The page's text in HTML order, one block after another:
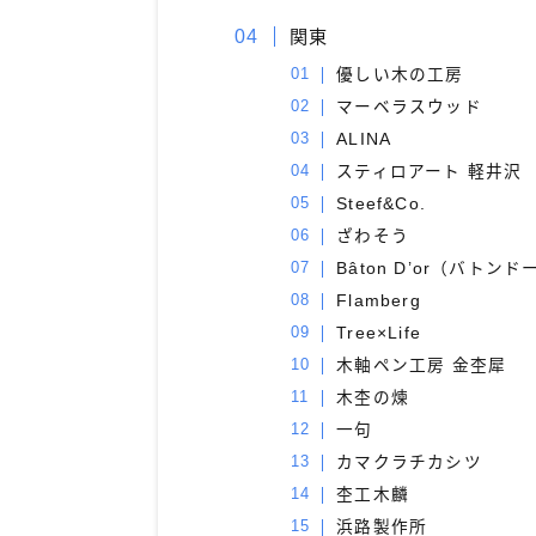
関東
優しい木の工房
マーベラスウッド
ALINA
スティロアート 軽井沢
Steef&Co.
ざわそう
Bâton D’or（バトンド
Flamberg
Tree×Life
木軸ペン工房 金杢犀
木杢の煉
一句
カマクラチカシツ
杢工木麟
浜路製作所